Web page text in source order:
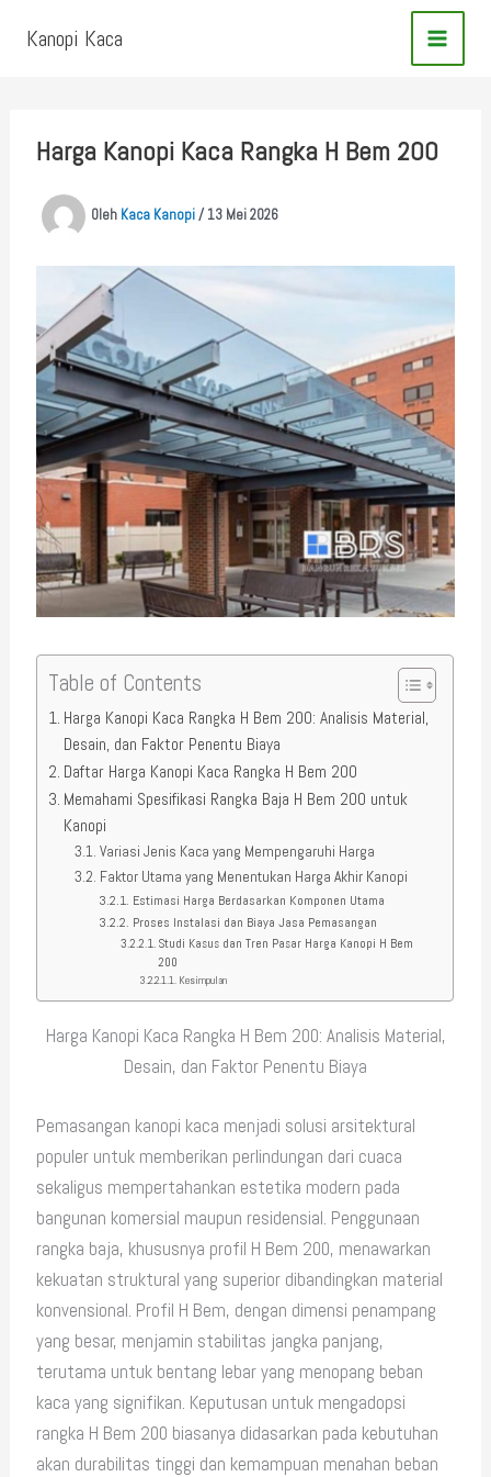
Kanopi Kaca
Harga Kanopi Kaca Rangka H Bem 200
Oleh Kaca Kanopi/13 Mei 2026
Table of Contents
Harga Kanopi Kaca Rangka H Bem 200: Analisis Material,
Desain, dan Faktor Penentu Biaya
Daftar Harga Kanopi Kaca Rangka H Bem 200
Memahami Spesifikasi Rangka Baja H Bem 200 untuk
Kanopi
Variasi Jenis Kaca yang Mempengaruhi Harga
Faktor Utama yang Menentukan Harga Akhir Kanopi
Estimasi Harga Berdasarkan Komponen Utama
Proses Instalasi dan Biaya Jasa Pemasangan
Studi Kasus dan Tren Pasar Harga Kanopi H Bem
200
Kesimpulan
Harga Kanopi Kaca Rangka H Bem 200: Analisis Material,
Desain, dan Faktor Penentu Biaya
Pemasangan kanopi kaca menjadi solusi arsitektural
populer untuk memberikan perlindungan dari cuaca
sekaligus mempertahankan estetika modern pada
bangunan komersial maupun residensial. Penggunaan
rangka baja, khususnya profil H Bem 200, menawarkan
kekuatan struktural yang superior dibandingkan material
konvensional. Profil H Bem, dengan dimensi penampang
yang besar, menjamin stabilitas jangka panjang,
terutama untuk bentang lebar yang menopang beban
kaca yang signifikan. Keputusan untuk mengadopsi
rangka H Bem 200 biasanya didasarkan pada kebutuhan
akan durabilitas tinggi dan kemampuan menahan beban